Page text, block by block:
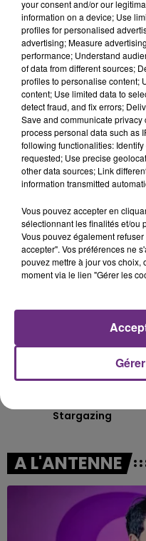
fermer ses portes.
TITRES
18h00
18h00
TEDDY SWIMS
Mr Know It All
17h54
17h54
Stargazing
A L'ANTENNE
your consent and/or our
information on a device; Use
profiles for personalised
advertising; Measure
performance; Understand
of data from different sources;
profiles to personalise content;
content; Use limited data to
detect fraud, and fix errors;
Save and communicate
process personal data such as
following functionalities:
requested; Use precise
other data sources; Link
information transmitted
Vous pouvez accepter en
sélectionnant les finalités et/ou
Vous pouvez également
accepter". Vos préférences ne
pouvez mettre à jour vos choix,
moment via le lien "Gérer les